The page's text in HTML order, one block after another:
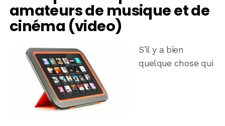
amateurs de musique et de
cinéma (video)
S’il y a bien
quelque chose qui